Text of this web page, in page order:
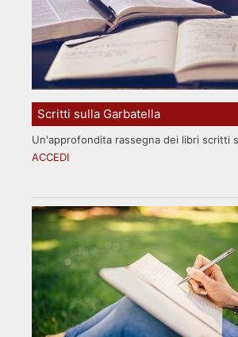
Scritti sulla Garbatella
Un'approfondita rassegna dei libri scritti
ACCEDI